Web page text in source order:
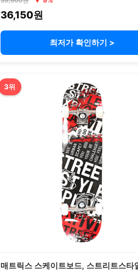
36,150원
최저가 확인하기 >
3위
매트릭스 스케이트보드, 스트리트스타